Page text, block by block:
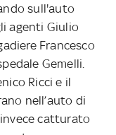
sull'auto
agenti Giulio
Francesco
Gemelli.
Ricci e il
nell’auto di
catturato